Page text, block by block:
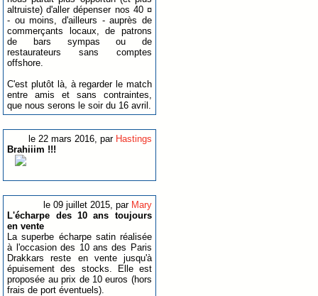
altruiste) d'aller dépenser nos 40 ¤
- ou moins, d'ailleurs - auprès de
commerçants locaux, de patrons
de bars sympas ou de
restaurateurs sans comptes
offshore.
C'est plutôt là, à regarder le match
entre amis et sans contraintes,
que nous serons le soir du 16 avril.
le 22 mars 2016, par Hastings
Brahiiim !!!
le 09 juillet 2015, par Mary
L'écharpe des 10 ans toujours
en vente
La superbe écharpe satin réalisée
à l'occasion des 10 ans des Paris
Drakkars reste en vente jusqu'à
épuisement des stocks. Elle est
proposée au prix de 10 euros (hors
frais de port éventuels).